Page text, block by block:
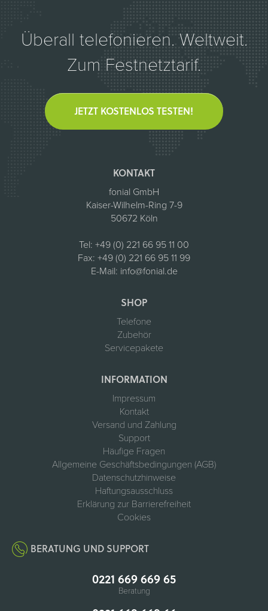
Überall telefonieren. Weltweit.
Zum Festnetztarif.
JETZT KOSTENLOS TESTEN!
KONTAKT
fonial GmbH
Kaiser-Wilhelm-Ring 7-9
50672 Köln
Tel: +49 (0) 221 66 95 11 00
Fax: +49 (0) 221 66 95 11 99
E-Mail: info@fonial.de
SHOP
Telefone
Zubehör
Servicepakete
INFORMATION
Impressum
Kontakt
Versand und Zahlung
Support
Häufige Fragen
Allgemeine Geschäftsbedingungen (AGB)
Datenschutzhinweise
Haftungsausschluss
Erklärung zur Barrierefreiheit
Cookies
BERATUNG UND SUPPORT
0221 669 669 65
Beratung